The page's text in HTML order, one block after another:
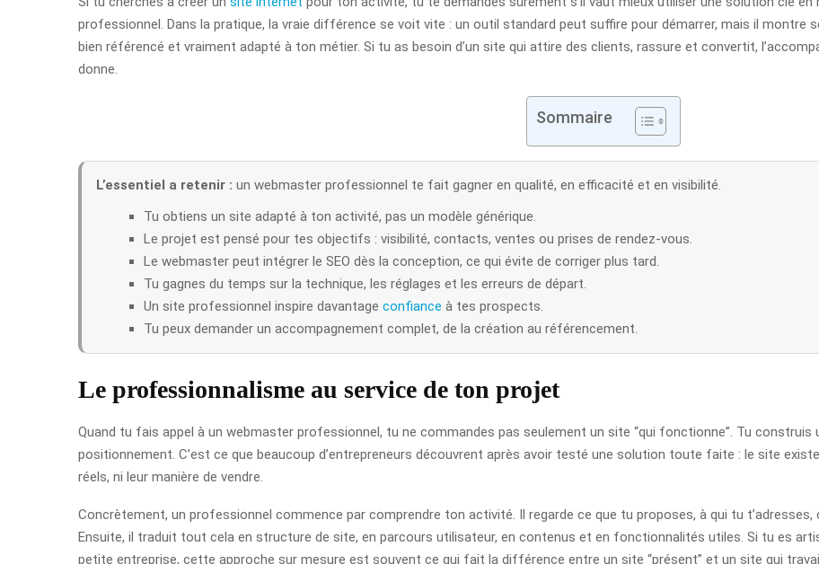
professionnel. Dans la pratique, la vraie différence se voit vite : un outil standard peut suffire pour démarrer, mais il montre
bien référencé et vraiment adapté à ton métier. Si tu as besoin d’un site qui attire des clients, rassure et convertit,
donne.
Sommaire
L’essentiel a retenir : un webmaster professionnel te fait gagner en qualité, en efficacité et en visibilité.
Tu obtiens un site adapté à ton activité, pas un modèle générique.
Le projet est pensé pour tes objectifs : visibilité, contacts, ventes ou prises de rendez-vous.
Le webmaster peut intégrer le SEO dès la conception, ce qui évite de corriger plus tard.
Tu gagnes du temps sur la technique, les réglages et les erreurs de départ.
Un site professionnel inspire davantage confiance à tes prospects.
Tu peux demander un accompagnement complet, de la création au référencement.
Le professionnalisme au service de ton projet
Quand tu fais appel à un webmaster professionnel, tu ne commandes pas seulement un site “qui fonctionne”. Tu
positionnement. C’est ce que beaucoup d’entrepreneurs découvrent après avoir testé une solution toute faite : le site
réels, ni leur manière de vendre.
Concrètement, un professionnel commence par comprendre ton activité. Il regarde ce que tu proposes, à qui tu
Ensuite, il traduit tout cela en structure de site, en parcours utilisateur, en contenus et en fonctionnalités utiles. Si tu es
petite entreprise, cette approche sur mesure est souvent ce qui fait la différence entre un site “présent” et un site qui